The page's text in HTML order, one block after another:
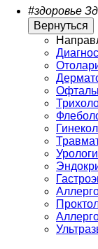
#здоровье
Вернуться